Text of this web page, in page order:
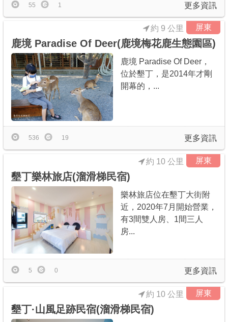
更多資訊
55 1
屏東
鹿境 Paradise Of Deer(鹿境梅花鹿生態園區)
約 9 公里
鹿境 Paradise Of Deer，
位於墾丁，是2014年才剛
開幕的，...
更多資訊
536 19
屏東
墾丁樂林旅店(溜滑梯民宿)
約 10 公里
樂林旅店位在墾丁大街附
近，2020年7月開始營業，
有3間雙人房、1間三人
房...
更多資訊
5 0
屏東
墾丁·山風足跡民宿(溜滑梯民宿)
約 10 公里